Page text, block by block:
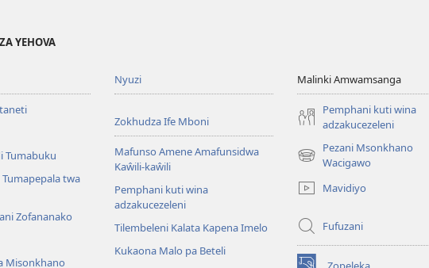
YEHOVA
Tumabuku
twa
Zofananako
Misonkhano
Nyuzi
Zokhudza Ife Mboni
Mafunso Amene Amafunsidwa
Kaŵili-kaŵili
Pemphani kuti wina
adzakucezeleni
Tilembeleni Kalata Kapena Imelo
Kukaona Malo pa Beteli
Malinki Amwamsanga
Pemphani kuti wina
adzakucezeleni
Pezani Msonkhano
Wacigawo
(opens
window)Mavidiyo
Fufuzani